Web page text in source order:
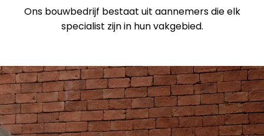
Ons bouwbedrijf bestaat uit aannemers die elk
specialist zijn in hun vakgebied.